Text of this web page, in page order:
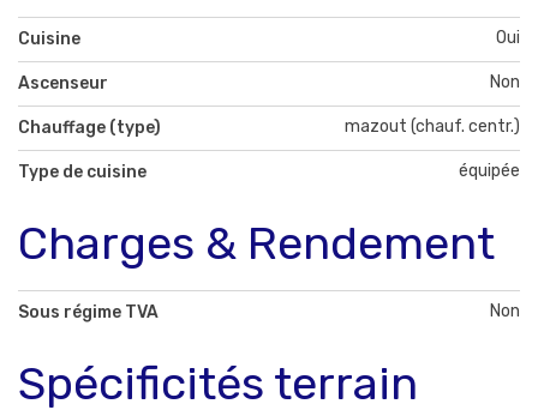
Cuisine Oui
Ascenseur Non
Chauffage (type) mazout (chauf. centr.)
Type de cuisine équipée
Charges & Rendement
Sous régime TVA Non
Spécificités terrain